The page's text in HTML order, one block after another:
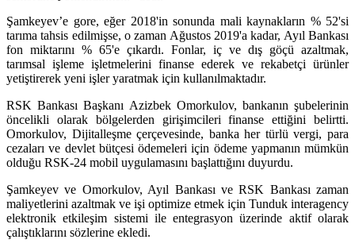
Şamkeyev’e gore, eğer 2018'in sonunda mali kaynakların % 52'si
tarıma tahsis edilmişse, o zaman Ağustos 2019'a kadar, Ayıl Bankası
fon miktarını % 65'e çıkardı. Fonlar, iç ve dış göçü azaltmak,
tarımsal işleme işletmelerini finanse ederek ve rekabetçi ürünler
yetiştirerek yeni işler yaratmak için kullanılmaktadır.
RSK Bankası Başkanı Azizbek Omorkulov, bankanın şubelerinin
öncelikli olarak bölgelerden girişimcileri finanse ettiğini belirtti.
Omorkulov, Dijitalleşme çerçevesinde, banka her türlü vergi, para
cezaları ve devlet bütçesi ödemeleri için ödeme yapmanın mümkün
olduğu RSK-24 mobil uygulamasını başlattığını duyurdu.
Şamkeyev ve Omorkulov, Ayıl Bankası ve RSK Bankası zaman
maliyetlerini azaltmak ve işi optimize etmek için Tunduk interagency
elektronik etkileşim sistemi ile entegrasyon üzerinde aktif olarak
çalıştıklarını sözlerine ekledi.